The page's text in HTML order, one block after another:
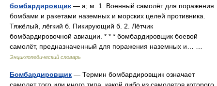
бомбардировщик — а; м. 1. Военный самолёт для поражения
бомбами и ракетами наземных и морских целей противника.
Тяжёлый, лёгкий б. Пикирующий б. 2. Лётчик
бомбардировочной авиации. * * * бомбардировщик боевой
самолёт, предназначенный для поражения наземных и… …
Энциклопедический словарь
Бомбардировщик — Термин бомбардировщик означает